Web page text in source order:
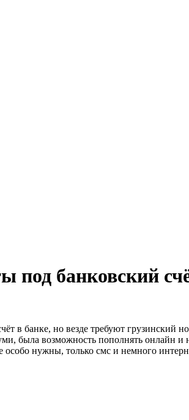
под банковский
в банке, но везде требуют грузинский
была возможность пополнять онлайн и
нужны, только смс и немного